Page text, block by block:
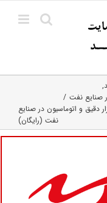
صنایع نفت
ارشد ۸۹ مهندسی ابزار دقیق و اتوماسیون در صنایع
نفت (رایگان)